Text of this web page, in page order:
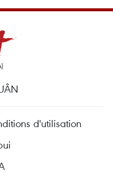
d'utilisation